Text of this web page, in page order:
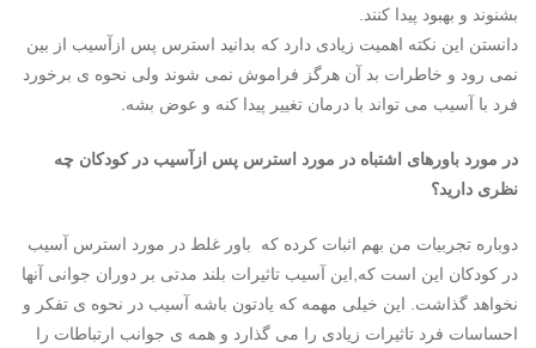
بشنوند و بهبود پیدا کنند.
دانستن این نکته اهمیت زیادی دارد که بدانید استرس پس ازآسیب از بین
نمی رود و خاطرات بد آن هرگز فراموش نمی شوند ولی نحوه ی برخورد
فرد با آسیب می تواند با درمان تغییر پیدا کنه و عوض بشه.
در مورد باورهای اشتباه در مورد استرس پس ازآسیب در کودکان چه
نظری دارید؟
دوباره تجربیات من بهم اثبات کرده که باور غلط در مورد استرس آسیب
در کودکان این است که,این آسیب تاثیرات بلند مدتی بر دوران جوانی آنها
نخواهد گذاشت. این خیلی مهمه که یادتون باشه آسیب در نحوه ی تفکر و
احساسات فرد تاثیرات زیادی را می گذارد و همه ی جوانب ارتباطات را